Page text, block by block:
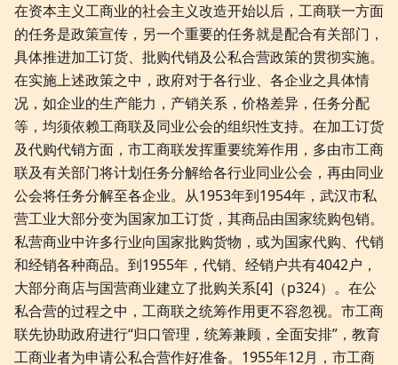
在资本主义工商业的社会主义改造开始以后，工商联一方面
的任务是政策宣传，另一个重要的任务就是配合有关部门，
具体推进加工订货、批购代销及公私合营政策的贯彻实施。
在实施上述政策之中，政府对于各行业、各企业之具体情
况，如企业的生产能力，产销关系，价格差异，任务分配
等，均须依赖工商联及同业公会的组织性支持。在加工订货
及代购代销方面，市工商联发挥重要统筹作用，多由市工商
联及有关部门将计划任务分解给各行业同业公会，再由同业
公会将任务分解至各企业。从1953年到1954年，武汉市私
营工业大部分变为国家加工订货，其商品由国家统购包销。
私营商业中许多行业向国家批购货物，或为国家代购、代销
和经销各种商品。到1955年，代销、经销户共有4042户，
大部分商店与国营商业建立了批购关系[4]（p324）。在公
私合营的过程之中，工商联之统筹作用更不容忽视。市工商
联先协助政府进行“归口管理，统筹兼顾，全面安排”，教育
工商业者为申请公私合营作好准备。1955年12月，市工商